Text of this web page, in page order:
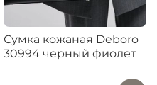
Сумка кожаная Deboro
30994 черный фиолет